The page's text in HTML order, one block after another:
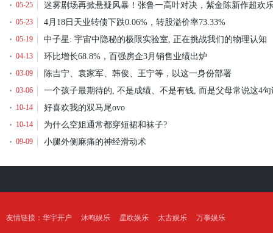
05-25 迷雾剧场再掀悬疑风暴！张鲁一高叶对决，紫金陈新作超欢
05-23 4月18日天业转债下跌0.06%，转股溢价率73.33%
05-19 中子星: 宇宙中隐秘的极限实验室, 正在挑战我们的物理认知
04-13 环比增长68.8%，百强房企3月销售业绩出炉
03-09 陈吉宁、袁家军、韩俊、王宁等，以这一身份部署
03-06 一个孩子最期待的, 不是成绩、不是有钱, 而是父母常说这4句
10-14 好喜欢我的双马尾ovo
10-14 为什么空姐通常都穿短裙和袜子?
09-09 小腿外侧麻痛的神经滑动术
友情链接： 华宇开户 沐鸣娱乐 星欧娱乐 太古娱乐 万事娱乐